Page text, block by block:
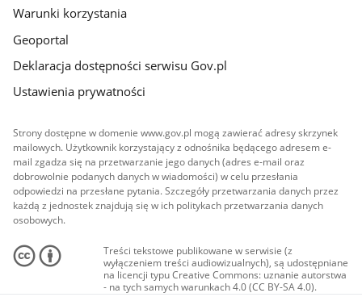
Warunki korzystania
Geoportal
Deklaracja dostępności serwisu Gov.pl
Ustawienia prywatności
Strony dostępne w domenie www.gov.pl mogą zawierać adresy skrzynek
mailowych. Użytkownik korzystający z odnośnika będącego adresem e-
mail zgadza się na przetwarzanie jego danych (adres e-mail oraz
dobrowolnie podanych danych w wiadomości) w celu przesłania
odpowiedzi na przesłane pytania. Szczegóły przetwarzania danych przez
każdą z jednostek znajdują się w ich politykach przetwarzania danych
osobowych.
Treści tekstowe publikowane w serwisie (z
wyłączeniem treści audiowizualnych), są udostępniane
na licencji typu Creative Commons: uznanie autorstwa
- na tych samych warunkach 4.0 (CC BY-SA 4.0).